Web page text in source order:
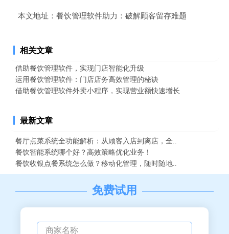
本文地址： 餐饮管理软件助力：破解顾客留存难题
相关文章
借助餐饮管理软件，实现门店智能化升级
运用餐饮管理软件：门店店务高效管理的秘诀
借助餐饮管理软件外卖小程序，实现营业额快速增长
最新文章
餐厅点菜系统全功能解析：从顾客入店到离店，全..
餐饮智能系统哪个好？高效策略优化业务！
餐饮收银点餐系统怎么做？移动化管理，随时随地..
免费试用